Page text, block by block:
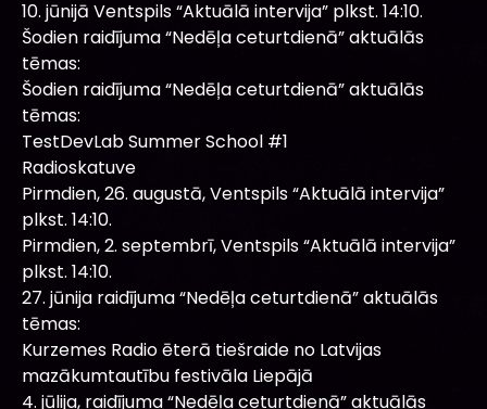
10. jūnijā Ventspils “Aktuālā intervija” plkst. 14:10.
Šodien raidījuma “Nedēļa ceturtdienā” aktuālās
tēmas:
Šodien raidījuma “Nedēļa ceturtdienā” aktuālās
tēmas:
TestDevLab Summer School #1
Radioskatuve
Pirmdien, 26. augustā, Ventspils “Aktuālā intervija”
plkst. 14:10.
Pirmdien, 2. septembrī, Ventspils “Aktuālā intervija”
plkst. 14:10.
27. jūnija raidījuma “Nedēļa ceturtdienā” aktuālās
tēmas:
Kurzemes Radio ēterā tiešraide no Latvijas
mazākumtautību festivāla Liepājā
4. jūlija, raidījuma “Nedēļa ceturtdienā” aktuālās